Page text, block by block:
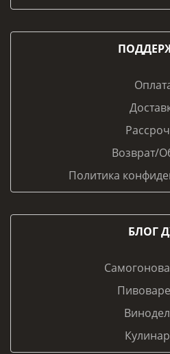
Возврат/
Политика
БЛОГ